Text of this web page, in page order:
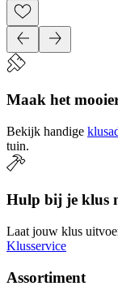
Maak het
Bekijk handige
tuin.
Hulp bij je klus
Laat jouw klus
Klusservice
Assortiment